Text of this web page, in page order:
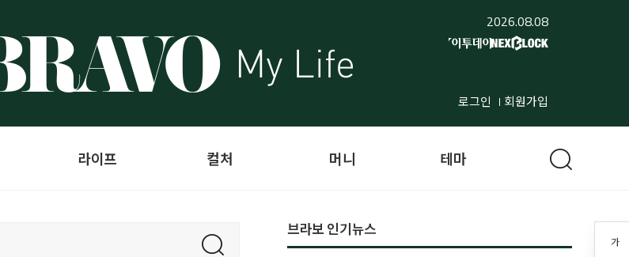
2026.08.08
로그인 회원가입
가
라이프 컬처 머니 테마
브라보 인기뉴스